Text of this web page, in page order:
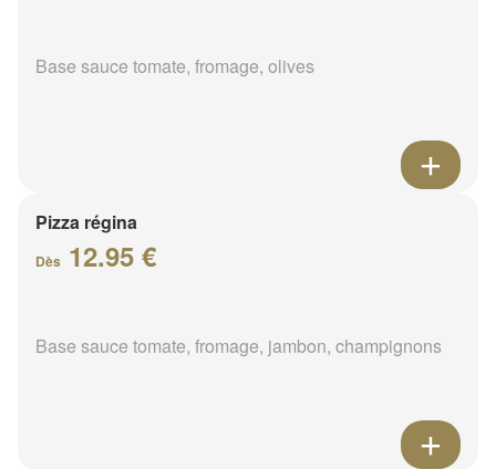
Base sauce tomate, fromage, olives
Pizza régina
Dès 12.95 €
Base sauce tomate, fromage, jambon, champignons